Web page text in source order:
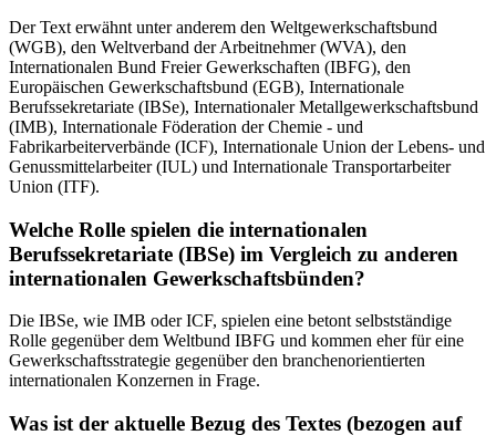
Der Text erwähnt unter anderem den Weltgewerkschaftsbund
(WGB), den Weltverband der Arbeitnehmer (WVA), den
Internationalen Bund Freier Gewerkschaften (IBFG), den
Europäischen Gewerkschaftsbund (EGB), Internationale
Berufssekretariate (IBSe), Internationaler Metallgewerkschaftsbund
(IMB), Internationale Föderation der Chemie - und
Fabrikarbeiterverbände (ICF), Internationale Union der Lebens- und
Genussmittelarbeiter (IUL) und Internationale Transportarbeiter
Union (ITF).
Welche Rolle spielen die internationalen
Berufssekretariate (IBSe) im Vergleich zu anderen
internationalen Gewerkschaftsbünden?
Die IBSe, wie IMB oder ICF, spielen eine betont selbstständige
Rolle gegenüber dem Weltbund IBFG und kommen eher für eine
Gewerkschaftsstrategie gegenüber den branchenorientierten
internationalen Konzernen in Frage.
Was ist der aktuelle Bezug des Textes (bezogen auf